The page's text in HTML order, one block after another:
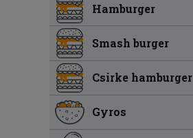
Hamburger
Smash burger
Csirke hamburger
Gyros